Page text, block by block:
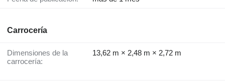
Carrocería
Dimensiones de la
carrocería:
13,62 m × 2,48 m × 2,72 m